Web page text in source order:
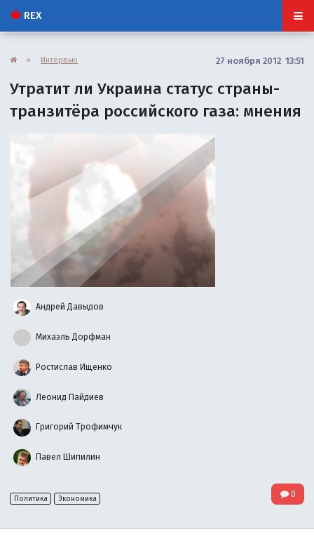
REX
» Интервью 27 ноября 2012 13:51
Утратит ли Украина статус страны-
транзитёра российского газа: мнения
Андрей Давыдов
Михаэль Дорфман
Ростислав Ищенко
Леонид Пайдиев
Григорий Трофимчук
Павел Шипилин
Политика Экономика 0